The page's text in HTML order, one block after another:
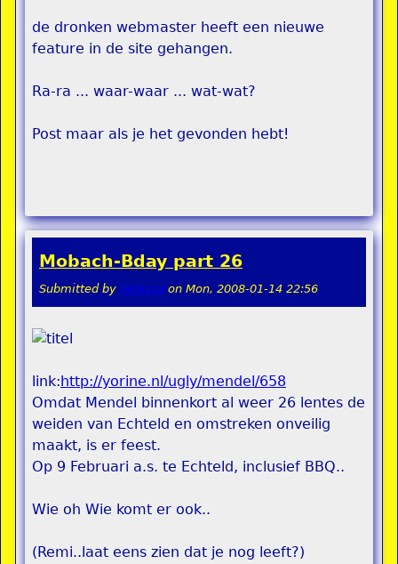
de dronken webmaster heeft een nieuwe
feature in de site gehangen.
Ra-ra ... waar-waar ... wat-wat?
Post maar als je het gevonden hebt!
Mobach-Bday part 26
Submitted by Velasca on Mon, 2008-01-14 22:56
link:http://yorine.nl/ugly/mendel/658
Omdat Mendel binnenkort al weer 26 lentes de
weiden van Echteld en omstreken onveilig
maakt, is er feest.
Op 9 Februari a.s. te Echteld, inclusief BBQ..
Wie oh Wie komt er ook..
(Remi..laat eens zien dat je nog leeft?)